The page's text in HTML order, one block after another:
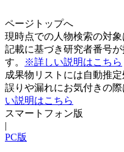
ページトップへ
現時点での人物検索の対象
記載に基づき研究者番号
す。
※詳しい説明はこちら
成果物リストには自動推
誤りや漏れにお気付きの際
い説明はこちら
スマートフォン版
|
PC版